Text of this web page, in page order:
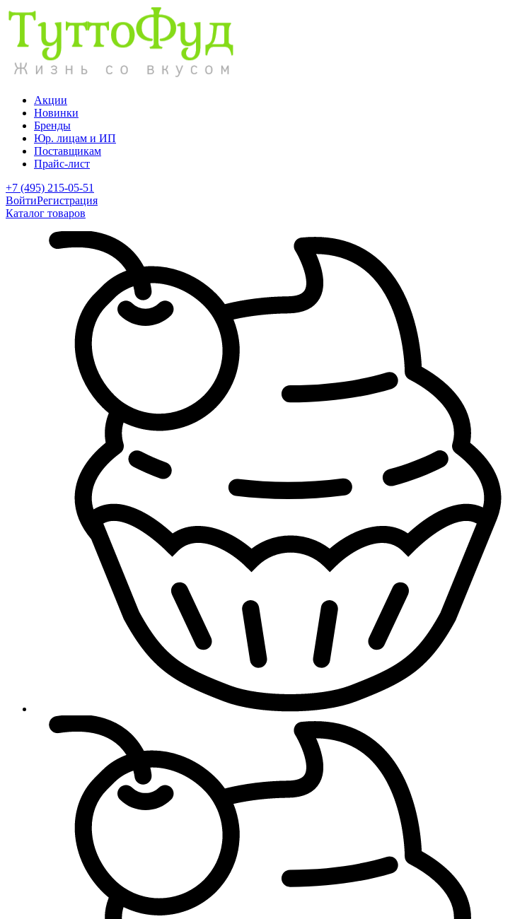
Акции
Новинки
Бренды
Юр. лицам и ИП
Поставщикам
Прайс-лист
+7 (495) 215-05-51
ВойтиРегистрация
Каталог товаров